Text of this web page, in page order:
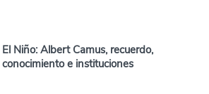
El Niño: Albert Camus, recuerdo,
conocimiento e instituciones